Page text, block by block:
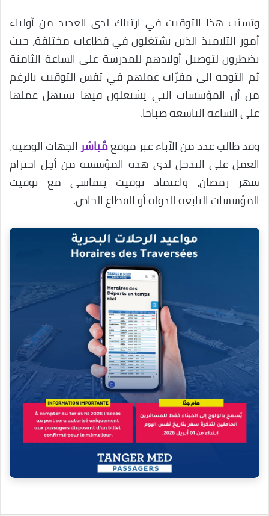
وتسبّب هذا التوقيت في ارتباك لدى العديد من أولياء
أمور التلاميذ الذين يشتغلون في قطاعات مختلفة، حيث
يضطرون لتوصيل أولادهم للمدرسة على الساعة الثامنة
ثم التوجه الى مقرّات عملهم في تفس التوقيت بالرغم
من أن المؤسسات التي يشتغلون فيها تستهل عملها
على الساعة التاسعة صباحا.
وقد طالب عدد من الآباء عبر موقعمٌباشر الجهات الوصية،
العمل على التدخل لدى هذه المؤسسة من أجل احترام
شهر رمضان، واعتماد توقيت يتماشى مع توقيت
المؤسسات التابعة للدولة أو القطاع الخاص.